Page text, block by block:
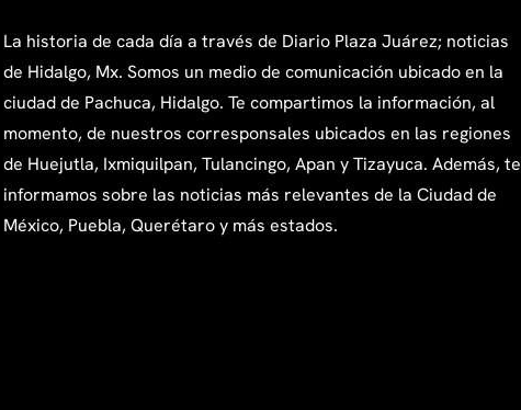
La historia de cada día a través de Diario Plaza Juárez; noticias
de Hidalgo, Mx. Somos un medio de comunicación ubicado en la
ciudad de Pachuca, Hidalgo. Te compartimos la información, al
momento, de nuestros corresponsales ubicados en las regiones
de Huejutla, Ixmiquilpan, Tulancingo, Apan y Tizayuca. Además, te
informamos sobre las noticias más relevantes de la Ciudad de
México, Puebla, Querétaro y más estados.